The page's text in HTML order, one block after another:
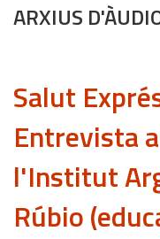
ARXIUS
Salut
Entrevista
l'Institut
Rúbio